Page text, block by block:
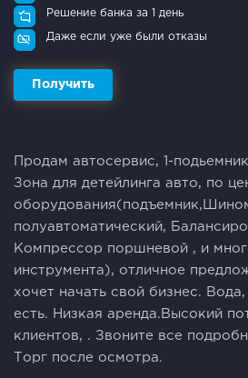
Решение банка за 1 день
Даже если уже были отказы
Получить
Продам автосервис, 1-
Зона для детейлинга авто, по
полуавтоматический,
Компрессор поршневой , и
инструмента), отличное
хочет начать свой бизнес.
есть. Низкая аренда.Высокий
клиентов, . Звоните все
Торг после осмотра.